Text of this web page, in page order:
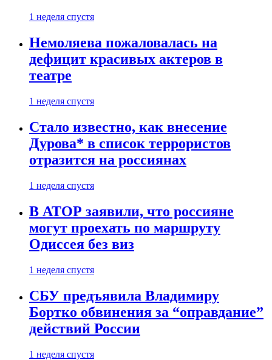
1 неделя спустя
Немоляева пожаловалась на
дефицит красивых актеров в
театре
1 неделя спустя
Стало известно, как внесение
Дурова* в список террористов
отразится на россиянах
1 неделя спустя
В АТОР заявили, что россияне
могут проехать по маршруту
Одиссея без виз
1 неделя спустя
СБУ предъявила Владимиру
Бортко обвинения за “оправдание”
действий России
1 неделя спустя